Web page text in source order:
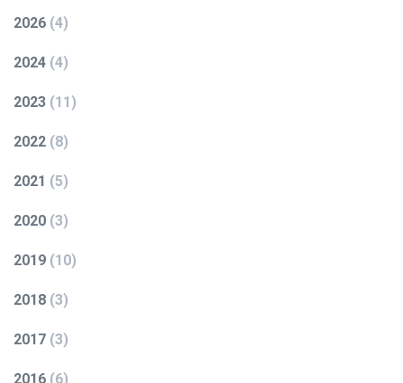
2026 (4)
2024 (4)
2023 (11 )
2022 (8)
2021 (5)
2020 (3)
2019 (10)
2018 (3)
2017 (3)
2016 (6)